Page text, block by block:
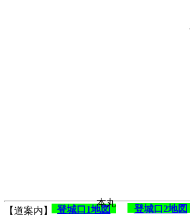
【道案内】 登城口2地図
登城口1地図
本丸